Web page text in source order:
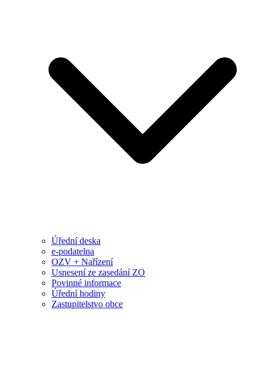
Úřední deska
e-podatelna
OZV + Nařízení
Usnesení ze zasedání ZO
Povinné informace
Úřední hodiny
Zastupitelstvo obce